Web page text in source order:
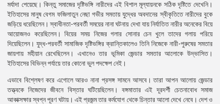
মর্যাদা পেয়েছে। কিন্তু সমাজের দৃষ্টিভঙ্গি নারীদের এই বিশাল মূল্যায়নকে সঠিক দৃষ্টিতে দেখেনি।
ইতিহাসের মানুষ বেগম ফজিলাতুন নেছা গভীর সমতায় যুদ্ধের অবদানের স্বীকৃতিতে নারীদের বুকে
জড়িয়ে ধরেছিলেন। স্বাধীনতা-পরবর্তী সময়ের নানা ঘটনায় দেখা যায় নির্যাতিত নারীর অনেকের বিয়ে
আয়োজনও করেছিলেন। বিয়ের সময় নিজের গলার সোনার চেন খুলে তাদের গলায় পরিয়ে
দিয়েছিলেন। যুদ্ধ-পরবর্তী সামাজিক দৃষ্টিভঙ্গির ক্রান্তিকালেও তিনি নিজেকে নারী-পুরুষের সমতার
জায়গায় মহীয়ান রেখেছিলেন। এখানেও তার ভূমিকা জেন্ডার সমতার আলোকে উদ্ভাসিত।
ইতিহাসের বিভিন্ন পর্যায়ে তার কোনো ভুল পদক্ষেপ নেই।
এভাবে বিশ্লেষণ করে এগোলে আরও নানা প্রসঙ্গ সামনে আসবে। তারা আপন আলোয় জেন্ডার
তত্ত্বকে নিজেদের জীবনে বিস্তার ঘটিয়েছিলেন। বঙ্গমাতার এই দূরদর্শী চেতনাবোধ সমাজ
আকাক্সক্ষার স্বপ্ন পূরণ ঘটায়। এই প্রজন্ম তার কর্মযোগ থেকে চিন্তার আলো দেখে নেবে। দেশ ও